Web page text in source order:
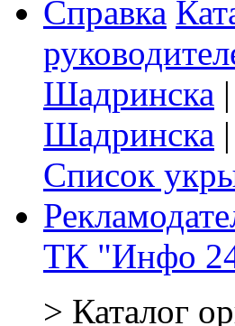
Справка
Шадринска |
Шадринска |
Список
ТК "Инфо
> Каталог